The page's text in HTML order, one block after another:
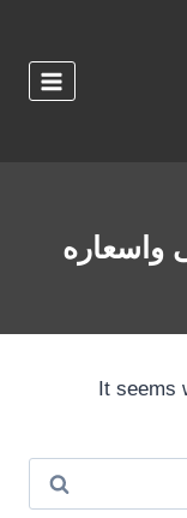
واسعاره
It seems